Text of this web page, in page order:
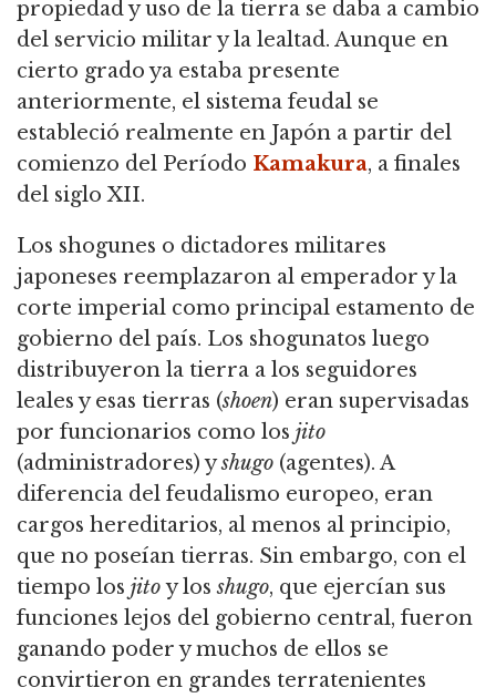
propiedad y uso de la tierra se daba a cambio
del servicio militar y la lealtad. Aunque en
cierto grado ya estaba presente
anteriormente, el sistema feudal se
estableció realmente en Japón a partir del
comienzo del Período Kamakura, a finales
del siglo XII.
Los shogunes o dictadores militares
japoneses reemplazaron al emperador y la
corte imperial como principal estamento de
gobierno del país. Los shogunatos luego
distribuyeron la tierra a los seguidores
leales y esas tierras (shoen) eran supervisadas
por funcionarios como los jito
(administradores) yshugo (agentes). A
diferencia del feudalismo europeo, eran
cargos hereditarios, al menos al principio,
que no poseían tierras. Sin embargo, con el
tiempo los jitoy losshugo, que ejercían sus
funciones lejos del gobierno central, fueron
ganando poder y muchos de ellos se
convirtieron en grandes terratenientes